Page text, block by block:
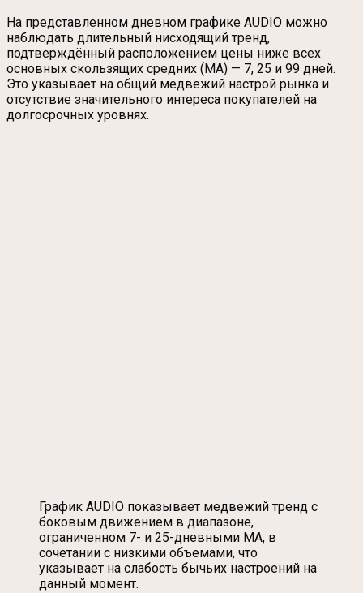
На представленном дневном графике AUDIO можно
наблюдать длительный нисходящий тренд,
подтверждённый расположением цены ниже всех
основных скользящих средних (MA) — 7, 25 и 99 дней.
Это указывает на общий медвежий настрой рынка и
отсутствие значительного интереса покупателей на
долгосрочных уровнях.
График AUDIO показывает медвежий тренд с
боковым движением в диапазоне,
ограниченном 7- и 25-дневными MA, в
сочетании с низкими объемами, что
указывает на слабость бычьих настроений на
данный момент.